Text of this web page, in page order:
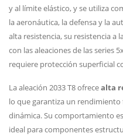
y al límite elástico, y se utiliza
la aeronáutica, la defensa y la
alta resistencia, su resistencia a
con las aleaciones de las series
requiere protección superficial
La aleación 2033 T8 ofrecealta
lo que garantiza un
dinámica. Su comportamiento
ideal para componentes